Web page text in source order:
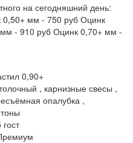
на сегодняшний день:
мм - 750 руб Оцинк
- 910 руб Оцинк 0,70+ мм -
0,90+
, карнизные свесы ,
опалубка ,